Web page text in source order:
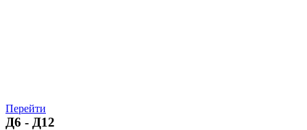
Перейти
Д6 - Д12